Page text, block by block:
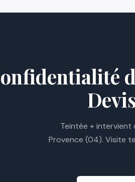
Teintée +
Provence (04). Visite